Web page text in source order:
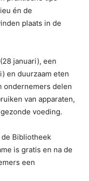
én de
plaats in de
januari), een
en duurzaam eten
ondernemers delen
van apparaten,
voeding.
de Bibliotheek
is gratis en na de
een